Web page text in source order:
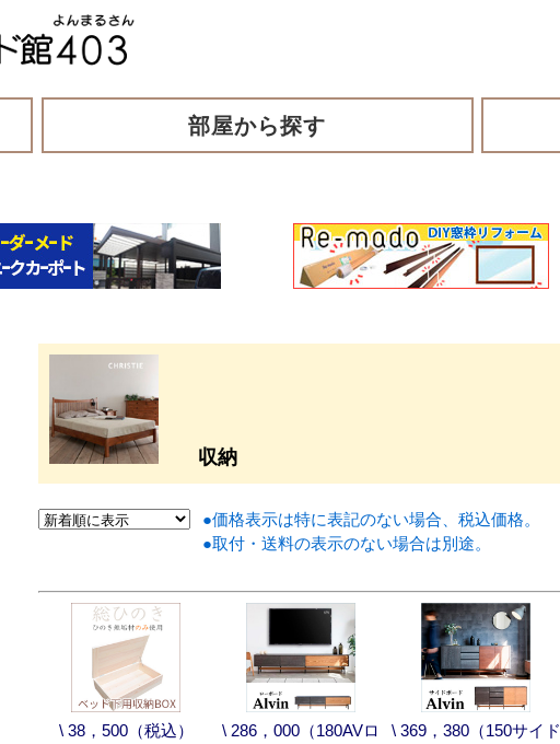
部屋から探す
収納
●価格表示は特に表記のない場合、税込価格。
●取付・送料の表示のない場合は別途。
\ 38，500（税込）
\ 286，000（180AVロ
\ 369，380（150サイド